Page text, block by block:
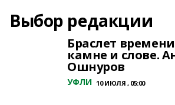
Выбор редакции
Браслет
камне и слове.
Ошнуров
УФЛИ 10 ИЮЛЯ , 05:00